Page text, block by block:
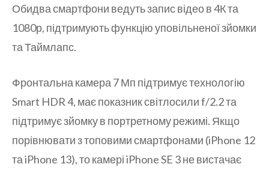
Обидва смартфони ведуть запис відео в 4К та
1080р, підтримують функцію уповільненої зйомки
та Таймлапс.
Фронтальна камера 7 Мп підтримує технологію
Smart HDR 4, має показник світлосили f/2.2 та
підтримує зйомку в портретному режимі. Якщо
порівнювати з топовими смартфонами (iPhone 12
та iPhone 13), то камері iPhone SE 3 не вистачає